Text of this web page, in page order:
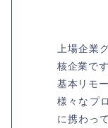
上場企業
核企業です
基本リモ
様々なプ
に携わっ